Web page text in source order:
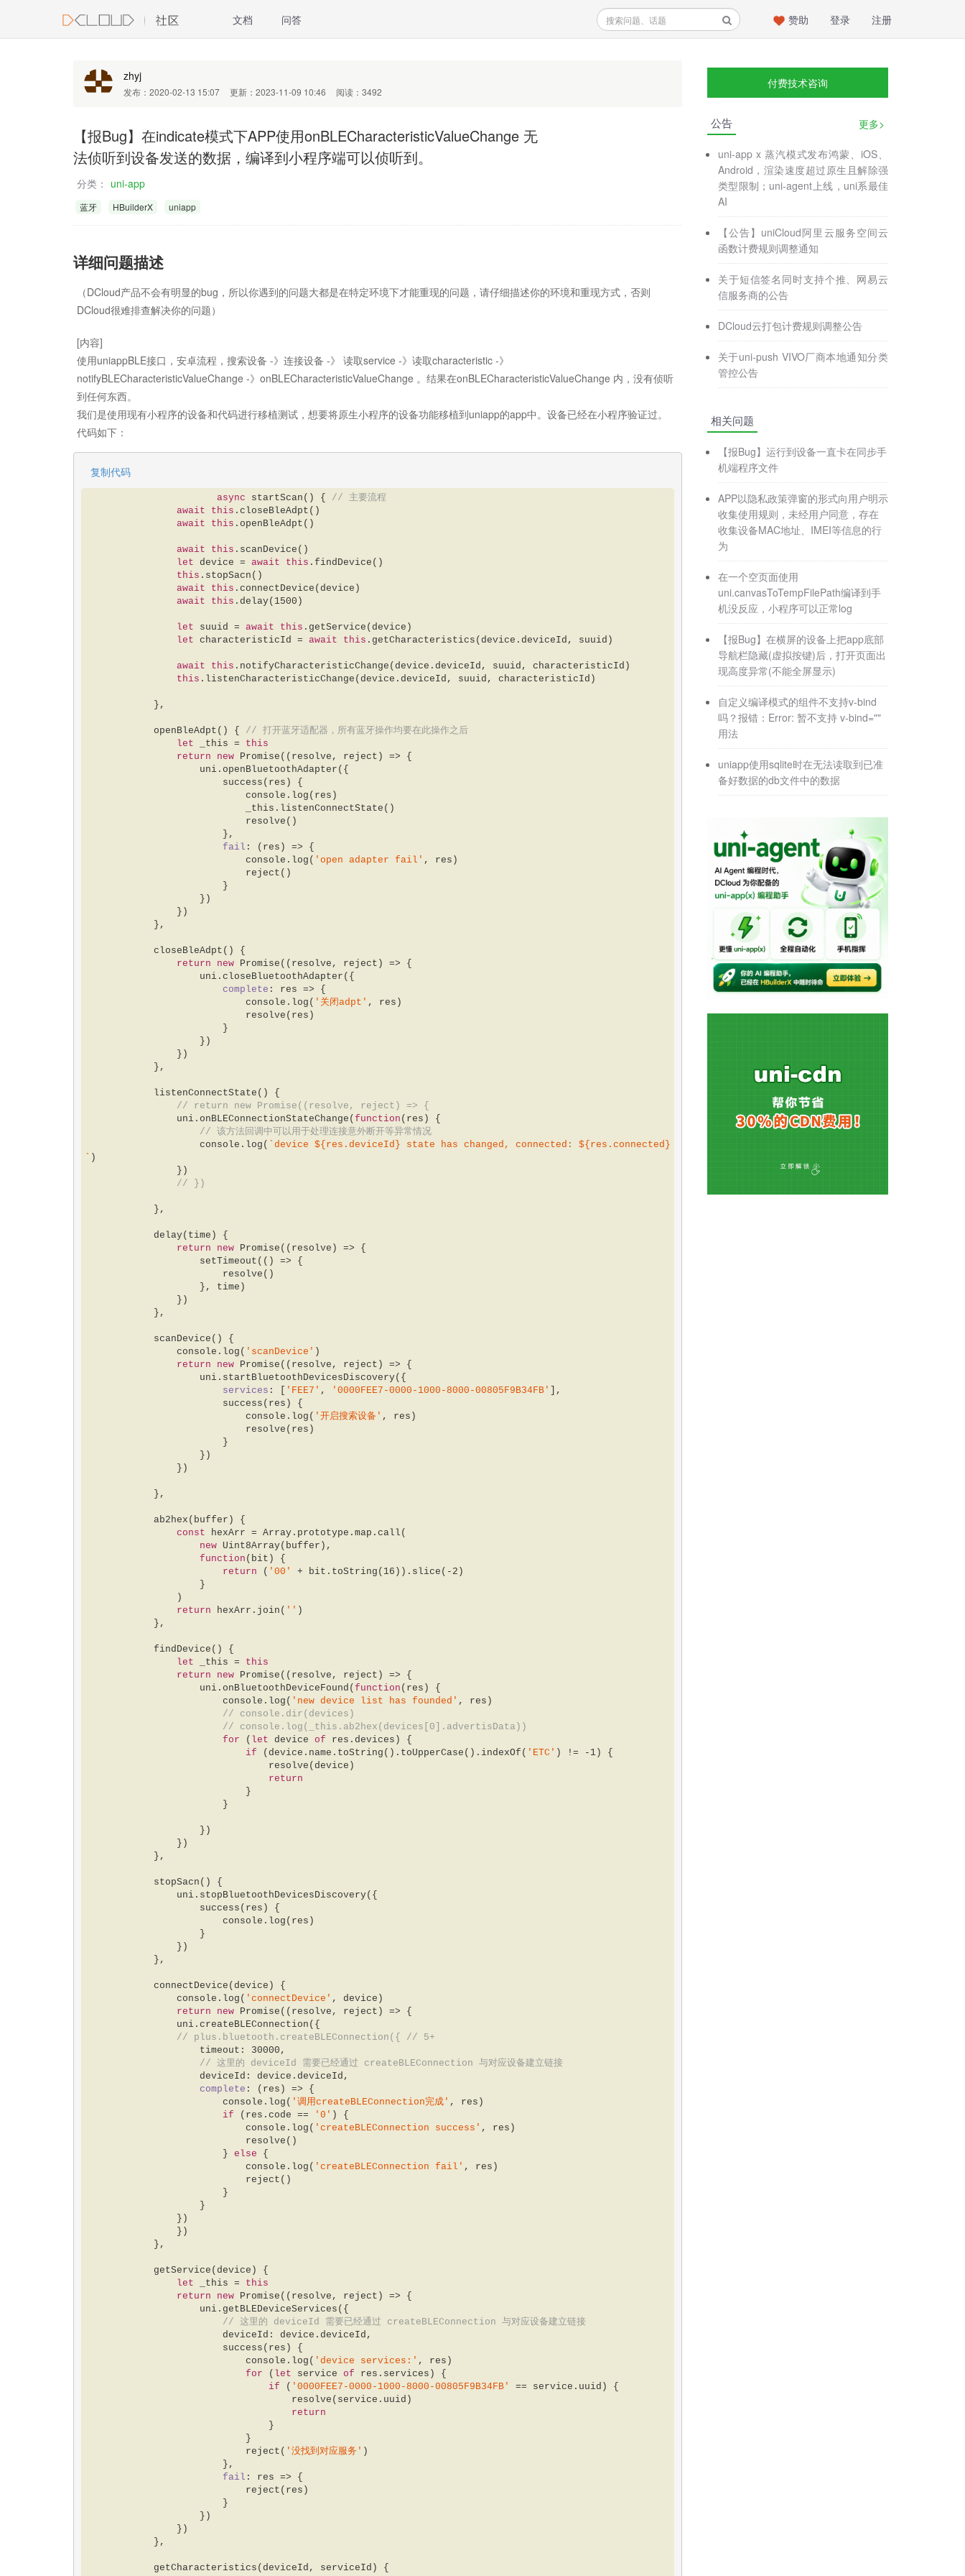
文档 问答 注册
登录
赞助
zhyj
发布：2020-02-13 15:07 更新：2023-11-09 10:46 阅读：3492
【报Bug】在indicate模式下APP使用onBLECharacteristicValueChange 无
法侦听到设备发送的数据，编译到小程序端可以侦听到。
分类： uni-app
蓝牙 HBuilderX uniapp
详细问题描述
（DCloud产品不会有明显的bug，所以你遇到的问题大都是在特定环境下才能重现的问题，请仔细描述你的环境和重现方式，否则
DCloud很难排查解决你的问题）
[内容]
使用uniappBLE接口，安卓流程，搜索设备 -》连接设备 -》 读取service -》读取characteristic -》
notifyBLECharacteristicValueChange -》onBLECharacteristicValueChange 。结果在onBLECharacteristicValueChange 内，没有侦听
到任何东西。
我们是使用现有小程序的设备和代码进行移植测试，想要将原生小程序的设备功能移植到uniapp的app中。设备已经在小程序验证过。
代码如下：
复制代码
async startScan() { // 主要流程
await
this .closeBleAdpt()
await
this .openBleAdpt()
await this .scanDevice()
let device = await this .findDevice()
this .stopSacn()
await
this .connectDevice(device)
await
this .delay( 1500 )
let suuid = await this .getService(device)
let characteristicId = await this .getCharacteristics(device.deviceId, suuid)
await this .notifyCharacteristicChange(device.deviceId, suuid, characteristicId)
this .listenCharacteristicChange(device.deviceId, suuid, characteristicId)
            openBleAdpt() {
// 打开蓝牙适配器，所有蓝牙操作均要在此操作之后
let _this = this
return
new Promise ( ( resolve, reject ) => {
console .log(res)
fail : ( res ) => {
console .log( 'open adapter fail' , res)
return
new Promise ( ( resolve, reject ) => {
complete : res => {
console .log( '关闭adpt' , res)
// return new Promise((resolve, reject) => {
                uni.onBLEConnectionStateChange(
function ( res ) {
// 该方法回调中可以用于处理连接意外断开等异常情况
console .log( `device ${res.deviceId} state has changed, connected: ${res.connected}
` )
// })
return
new Promise ( ( resolve ) => {
                    setTimeout(
() => {
console .log( 'scanDevice' )
return
new Promise ( ( resolve, reject ) => {
services : [ 'FEE7' , '0000FEE7-0000-1000-8000-00805F9B34FB' ],
console .log( '开启搜索设备' , res)
const hexArr = Array.prototype.map.call(
new
Uint8Array(buffer),
function ( bit ) {
return ( '00' + bit.toString( 16 )).slice( -2 )
return hexArr.join( '' )
let _this = this
return
new Promise ( ( resolve, reject ) => {
                    uni.onBluetoothDeviceFound(
function ( res ) {
console .log( 'new device list has founded' , res)
// console.dir(devices)
// console.log(_this.ab2hex(devices[0].advertisData))
for ( let device of res.devices) {
if (device.name.toString().toUpperCase().indexOf( 'ETC' ) != -1) {
return
console .log(res)
console .log( 'connectDevice' , device)
return
new Promise ( ( resolve, reject ) => {
// plus.bluetooth.createBLEConnection({ // 5+
                    timeout:
30000 ,
// 这里的 deviceId 需要已经通过 createBLEConnection 与对应设备建立链接
complete : ( res ) => {
console .log( '调用createBLEConnection完成' , res)
if (res.code == '0' ) {
console .log( 'createBLEConnection success' , res)
                        }
else {
console .log( 'createBLEConnection fail' , res)
let _this = this
return
new Promise ( ( resolve, reject ) => {
// 这里的 deviceId 需要已经通过 createBLEConnection 与对应设备建立链接
console .log( 'device services:' , res)
for ( let service of res.services) {
if ( '0000FEE7-0000-1000-8000-00805F9B34FB'
== service.uuid) {
return
                            reject(
'没找到对应服务' )
fail : res => {
付费技术咨询
公告 更多>
uni-app x 蒸汽模式发布鸿蒙、iOS、
Android，渲染速度超过原生且解除强
类型限制；uni-agent上线，uni系最佳
AI
【公告】uniCloud阿里云服务空间云
函数计费规则调整通知
关于短信签名同时支持个推、网易云
信服务商的公告
DCloud云打包计费规则调整公告
关于uni-push VIVO厂商本地通知分类
管控公告
相关问题
【报Bug】运行到设备一直卡在同步手
机端程序文件
APP以隐私政策弹窗的形式向用户明示
收集使用规则，未经用户同意，存在
收集设备MAC地址、IMEI等信息的行
为
在一个空页面使用
uni.canvasToTempFilePath编译到手
机没反应，小程序可以正常log
【报Bug】在横屏的设备上把app底部
导航栏隐藏(虚拟按键)后，打开页面出
现高度异常(不能全屏显示)
自定义编译模式的组件不支持v-bind
吗？报错：Error: 暂不支持 v-bind=""
用法
uniapp使用sqlite时在无法读取到已准
备好数据的db文件中的数据